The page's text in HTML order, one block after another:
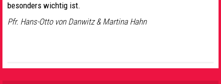
besonders wichtig ist.
Pfr. Hans-Otto von Danwitz & Martina Hahn